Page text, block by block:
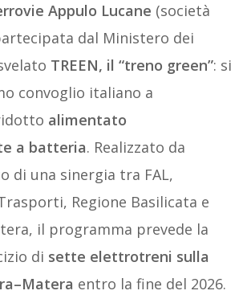
Appulo Lucane (società
dal Ministero dei
TREEN, il “treno green”: si
convoglio italiano a
alimentato
a batteria. Realizzato da
di una sinergia tra FAL,
Regione Basilicata e
il programma prevede la
di sette elettrotreni sulla
entro la fine del 2026.